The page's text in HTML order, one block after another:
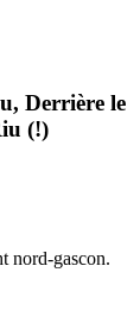
Derrière le
(!)
nord-gascon.